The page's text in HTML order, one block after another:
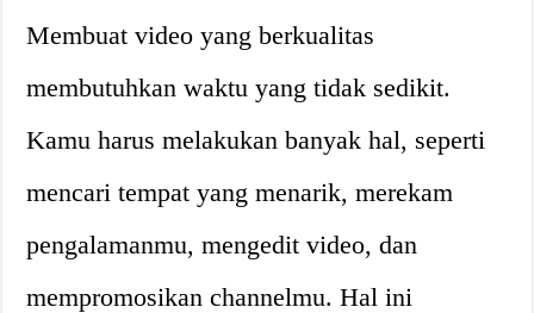
Membuat video yang berkualitas
membutuhkan waktu yang tidak sedikit.
Kamu harus melakukan banyak hal, seperti
mencari tempat yang menarik, merekam
pengalamanmu, mengedit video, dan
mempromosikan channelmu. Hal ini